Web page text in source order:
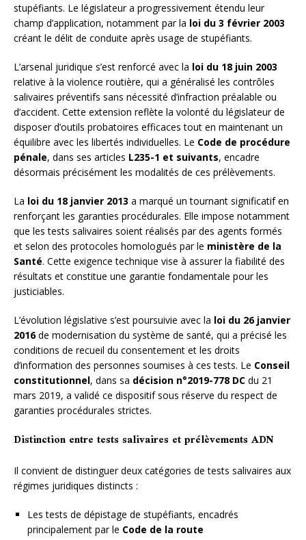
stupéfiants. Le législateur a progressivement étendu leur
champ d’application, notamment par la loi du 3 février 2003
créant le délit de conduite après usage de stupéfiants.
L’arsenal juridique s’est renforcé avec la loi du 18 juin 2003
relative à la violence routière, qui a généralisé les contrôles
salivaires préventifs sans nécessité d’infraction préalable ou
d’accident. Cette extension reflète la volonté du législateur de
disposer d’outils probatoires efficaces tout en maintenant un
équilibre avec les libertés individuelles. Le Code de procédure
pénale, dans ses articles L235-1 et suivants, encadre
désormais précisément les modalités de ces prélèvements.
La loi du 18 janvier 2013 a marqué un tournant significatif en
renforçant les garanties procédurales. Elle impose notamment
que les tests salivaires soient réalisés par des agents formés
et selon des protocoles homologués par le ministère de la
Santé. Cette exigence technique vise à assurer la fiabilité des
résultats et constitue une garantie fondamentale pour les
justiciables.
L’évolution législative s’est poursuivie avec la loi du 26 janvier
2016de modernisation du système de santé, qui a précisé les
conditions de recueil du consentement et les droits
d’information des personnes soumises à ces tests. Le Conseil
constitutionnel, dans sa décision n°2019-778 DC du 21
mars 2019, a validé ce dispositif sous réserve du respect de
garanties procédurales strictes.
Distinction entre tests salivaires et prélèvements ADN
Il convient de distinguer deux catégories de tests salivaires aux
régimes juridiques distincts :
Les tests de dépistage de stupéfiants, encadrés
principalement par le Code de la route